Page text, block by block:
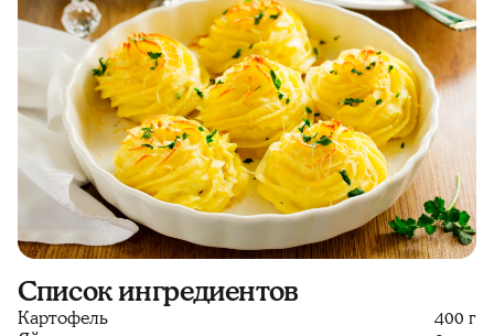
Список ингредиентов
Картофель
400 г